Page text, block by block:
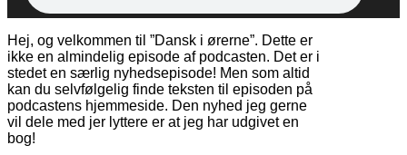
Hej, og velkommen til ”Dansk i ørerne”. Dette er
ikke en almindelig episode af podcasten. Det er i
stedet en særlig nyhedsepisode! Men som altid
kan du selvfølgelig finde teksten til episoden på
podcastens hjemmeside. Den nyhed jeg gerne
vil dele med jer lyttere er at jeg har udgivet en
bog!